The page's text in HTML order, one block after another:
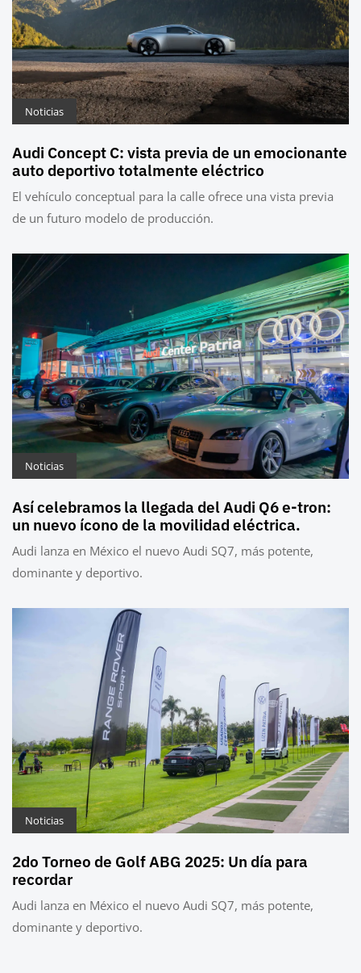
Noticias
Audi Concept C: vista previa de un emocionante
auto deportivo totalmente eléctrico
El vehículo conceptual para la calle ofrece una vista previa
de un futuro modelo de producción.
Noticias
Así celebramos la llegada del Audi Q6 e-tron:
un nuevo ícono de la movilidad eléctrica.
Audi lanza en México el nuevo Audi SQ7, más potente,
dominante y deportivo.
Noticias
2do Torneo de Golf ABG 2025: Un día para
recordar
Audi lanza en México el nuevo Audi SQ7, más potente,
dominante y deportivo.